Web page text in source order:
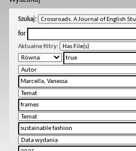
Szukaj:
for
Aktualne filtry: